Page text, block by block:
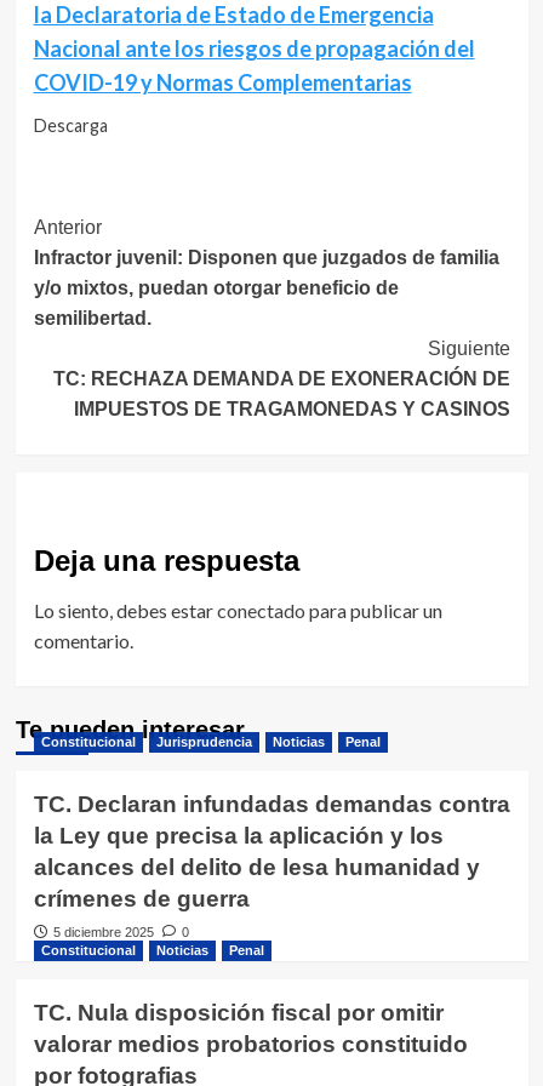
la Declaratoria de Estado de Emergencia
Nacional ante los riesgos de propagación del
COVID-19 y Normas Complementarias
Descarga
Navegación
de
entradas
Anterior
Infractor juvenil: Disponen que juzgados de familia
y/o mixtos, puedan otorgar beneficio de
semilibertad.
Siguiente
TC: RECHAZA DEMANDA DE EXONERACIÓN DE
IMPUESTOS DE TRAGAMONEDAS Y CASINOS
Deja una respuesta
Lo siento, debes estarconectado para publicar un
comentario.
Te pueden interesar
Constitucional Jurisprudencia Noticias Penal
TC. Declaran infundadas demandas contra
la Ley que precisa la aplicación y los
alcances del delito de lesa humanidad y
crímenes de guerra
5 diciembre 2025
0
Constitucional
Noticias Penal
TC. Nula disposición fiscal por omitir
valorar medios probatorios constituido
por fotografias